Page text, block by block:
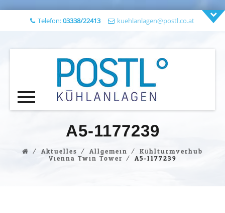
Telefon:03338/22413 kuehlanlagen@postl.co.at
A5-1177239
⁄ Aktuelles ⁄ Allgemein ⁄ Kühlturmverhub
Vienna Twin Tower ⁄ A5-1177239